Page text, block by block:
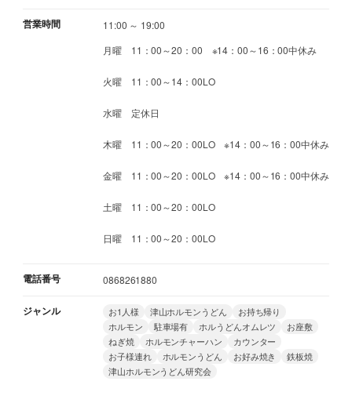
営業時間
11:00 ～ 19:00
月曜 11：00～20：00 ※14：00～16：00中休み
火曜 11：00～14：00LO
水曜 定休日
木曜 11：00～20：00LO ※14：00～16：00中休み
金曜 11：00～20：00LO ※14：00～16：00中休み
土曜 11：00～20：00LO
日曜 11：00～20：00LO
電話番号 0868261880
ジャンル お1人様 津山ホルモンうどん
お持ち帰り
ホルモン
駐車場有 ホルうどんオムレツ
お座敷
ねぎ焼
ホルモンチャーハン
カウンター
お子様連れ
ホルモンうどん お好み焼き
鉄板焼
津山ホルモンうどん研究会